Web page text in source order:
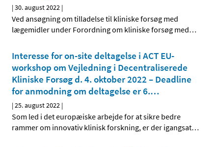
|30. august 2022 |
Ved ansøgning om tilladelse til kliniske forsøg med
lægemidler under Forordning om kliniske forsøg med…
Interesse for on-site deltagelse i ACT EU-
workshop om Vejledning i Decentraliserede
Kliniske Forsøg d. 4. oktober 2022 – Deadline
for anmodning om deltagelse er 6.…
|25. august 2022 |
Som led i det europæiske arbejde for at sikre bedre
rammer om innovativ klinisk forskning, er der igangsat…